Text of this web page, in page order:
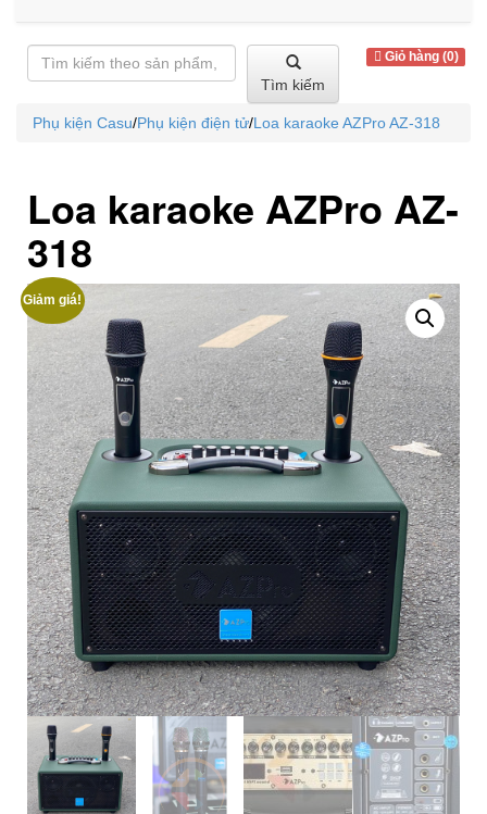
Tìm kiếm
Giỏ hàng (0)
Phụ kiện Casu/Phụ kiện điện tử/Loa karaoke AZPro AZ-318
Loa karaoke AZPro AZ-
318
Giảm giá!